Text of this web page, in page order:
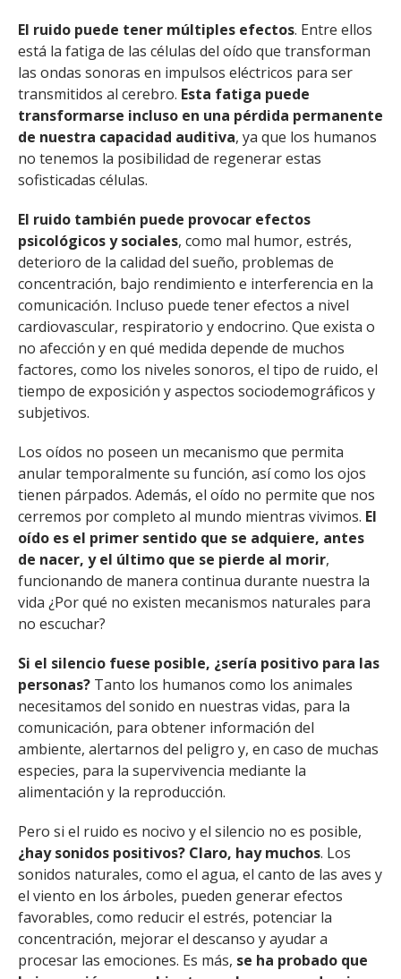
El ruido puede tener múltiples efectos. Entre ellos
está la fatiga de las células del oído que transforman
las ondas sonoras en impulsos eléctricos para ser
transmitidos al cerebro. Esta fatiga puede
transformarse incluso en una pérdida permanente
de nuestra capacidad auditiva, ya que los humanos
no tenemos la posibilidad de regenerar estas
sofisticadas células.
El ruido también puede provocar efectos
psicológicos y sociales, como mal humor, estrés,
deterioro de la calidad del sueño, problemas de
concentración, bajo rendimiento e interferencia en la
comunicación. Incluso puede tener efectos a nivel
cardiovascular, respiratorio y endocrino. Que exista o
no afección y en qué medida depende de muchos
factores, como los niveles sonoros, el tipo de ruido, el
tiempo de exposición y aspectos sociodemográficos y
subjetivos.
Los oídos no poseen un mecanismo que permita
anular temporalmente su función, así como los ojos
tienen párpados. Además, el oído no permite que nos
cerremos por completo al mundo mientras vivimos. El
oído es el primer sentido que se adquiere, antes
de nacer, y el último que se pierde al morir,
funcionando de manera continua durante nuestra la
vida ¿Por qué no existen mecanismos naturales para
no escuchar?
Si el silencio fuese posible, ¿sería positivo para las
personas? Tanto los humanos como los animales
necesitamos del sonido en nuestras vidas, para la
comunicación, para obtener información del
ambiente, alertarnos del peligro y, en caso de muchas
especies, para la supervivencia mediante la
alimentación y la reproducción.
Pero si el ruido es nocivo y el silencio no es posible,
¿hay sonidos positivos? Claro, hay muchos. Los
sonidos naturales, como el agua, el canto de las aves y
el viento en los árboles, pueden generar efectos
favorables, como reducir el estrés, potenciar la
concentración, mejorar el descanso y ayudar a
procesar las emociones. Es más, se ha probado que